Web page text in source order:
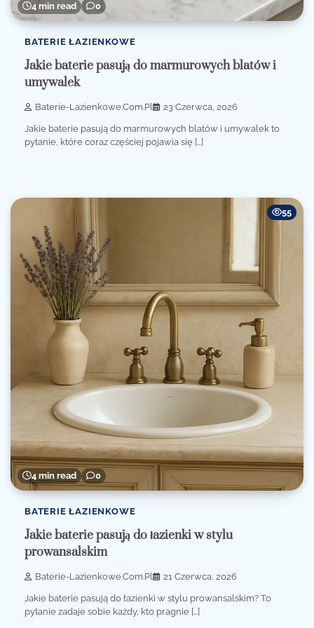
4 min read 0
BATERIE ŁAZIENKOWE
Jakie baterie pasują do marmurowych blatów i
umywalek
Baterie-Lazienkowe.com.pl 23 Czerwca, 2026
Jakie baterie pasują do marmurowych blatów i umywalek to
pytanie, które coraz częściej pojawia się […]
4 min read 0
55
BATERIE ŁAZIENKOWE
Jakie baterie pasują do łazienki w stylu
prowansalskim
Baterie-Lazienkowe.com.pl 21 Czerwca, 2026
Jakie baterie pasują do łazienki w stylu prowansalskim? To
pytanie zadaje sobie każdy, kto pragnie […]